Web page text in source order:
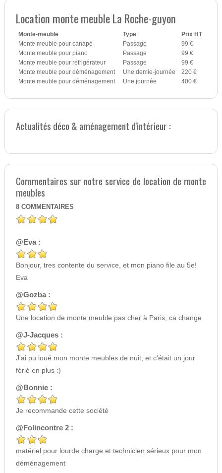
Location monte meuble La Roche-guyon
Monte-meuble Type
Prix HT
Monte meuble pour canapé
Passage
99 €
Monte meuble pour piano
Passage
99 €
Monte meuble pour réfrigérateur
Passage
99 €
Monte meuble pour déménagement
Une demie-journée
220 €
Monte meuble pour déménagement
Une journée 400 €
Actualités déco & aménagement d'intérieur :
Commentaires sur notre service de location de monte
meubles
8 COMMENTAIRES
@Eva :
Bonjour, tres contente du service, et mon piano file au 5e!
Eva
@Gozba :
Une location de monte meuble pas cher à Paris, ca change
@J-Jacques :
J'ai pu loué mon monte meubles de nuit, et c'était un jour
férié en plus :)
@Bonnie :
Je recommande cette société
@Folincontre 2 :
matériel pour lourde charge et technicien sérieux pour mon
déménagement